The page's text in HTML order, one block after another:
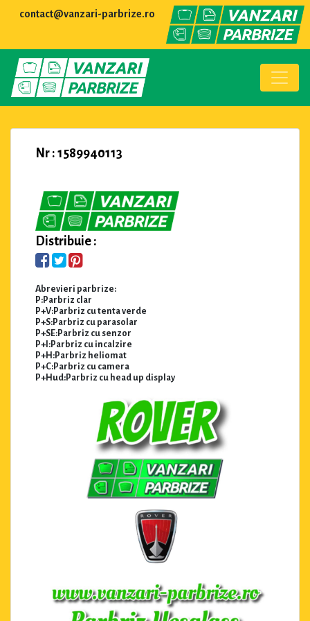
contact@vanzari-parbrize.ro
Nr : 1589940113
Distribuie :
Abrevieri parbrize:
P:Parbriz clar
P+V:Parbriz cu tenta verde
P+S:Parbriz cu parasolar
P+SE:Parbriz cu senzor
P+I:Parbriz cu incalzire
P+H:Parbriz heliomat
P+C:Parbriz cu camera
P+Hud:Parbriz cu head up display